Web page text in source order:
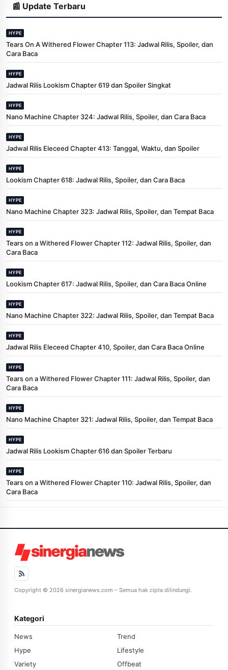
📰 Update Terbaru
HYPE
Tears On A Withered Flower Chapter 113: Jadwal Rilis, Spoiler, dan
Cara Baca
HYPE
Jadwal Rilis Lookism Chapter 619 dan Spoiler Singkat
HYPE
Nano Machine Chapter 324: Jadwal Rilis, Spoiler, dan Cara Baca
HYPE
Jadwal Rilis Eleceed Chapter 413: Tanggal, Waktu, dan Spoiler
HYPE
Lookism Chapter 618: Jadwal Rilis, Spoiler, dan Cara Baca
HYPE
Nano Machine Chapter 323: Jadwal Rilis, Spoiler, dan Tempat Baca
HYPE
Tears on a Withered Flower Chapter 112: Jadwal Rilis, Spoiler, dan
Cara Baca
HYPE
Lookism Chapter 617: Jadwal Rilis, Spoiler, dan Cara Baca Online
HYPE
Nano Machine Chapter 322: Jadwal Rilis, Spoiler, dan Tempat Baca
HYPE
Jadwal Rilis Eleceed Chapter 410, Spoiler, dan Cara Baca Online
HYPE
Tears on a Withered Flower Chapter 111: Jadwal Rilis, Spoiler, dan
Cara Baca
HYPE
Nano Machine Chapter 321: Jadwal Rilis, Spoiler, dan Tempat Baca
HYPE
Jadwal Rilis Lookism Chapter 616 dan Spoiler Terbaru
HYPE
Tears on a Withered Flower Chapter 110: Jadwal Rilis, Spoiler, dan
Cara Baca
Copyright © 2026 sinergianews.com – Semua hak cipta dilindungi.
Kategori
News
Trend
Hype
Lifestyle
Variety
Offbeat